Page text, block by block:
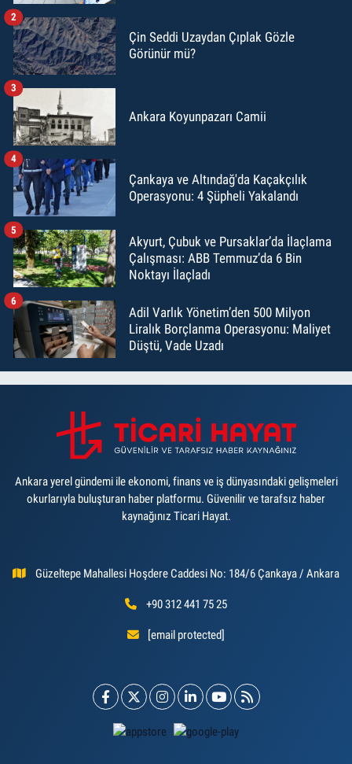
Çin Seddi Uzaydan Çıplak Gözle
Görünür mü?
2
Ankara Koyunpazarı Camii
3
Çankaya ve Altındağ'da Kaçakçılık
Operasyonu: 4 Şüpheli Yakalandı
4
Akyurt, Çubuk ve Pursaklar’da İlaçlama
Çalışması: ABB Temmuz’da 6 Bin
Noktayı İlaçladı
5
Adil Varlık Yönetim’den 500 Milyon
Liralık Borçlanma Operasyonu: Maliyet
Düştü, Vade Uzadı
6
Ankara yerel gündemi ile ekonomi, finans ve iş dünyasındaki gelişmeleri
okurlarıyla buluşturan haber platformu. Güvenilir ve tarafsız haber
kaynağınız Ticari Hayat.
Güzeltepe Mahallesi Hoşdere Caddesi No: 184/6 Çankaya / Ankara
+90 312 441 75 25
[email protected]